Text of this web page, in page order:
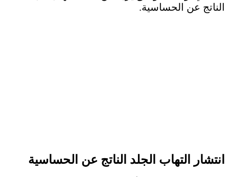
الناتج عن الحساسية.
انتشار التهاب الجلد الناتج عن الحساسية